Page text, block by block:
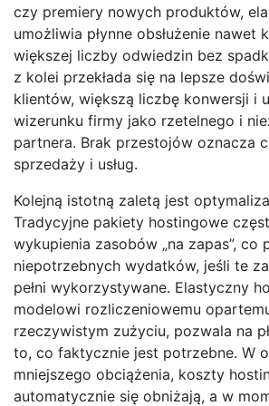
czy premiery nowych produktów,
umożliwia płynne obsłużenie nawet
większej liczby odwiedzin bez
z kolei przekłada się na lepsze
klientów, większą liczbę konwersji i
wizerunku firmy jako rzetelnego i
partnera. Brak przestojów oznacza
sprzedaży i usług.
Kolejną istotną zaletą jest
Tradycyjne pakiety hostingowe
wykupienia zasobów „na zapas”, co
niepotrzebnych wydatków, jeśli te
pełni wykorzystywane. Elastyczny
modelowi rozliczeniowemu
rzeczywistym zużyciu, pozwala na
to, co faktycznie jest potrzebne. W
mniejszego obciążenia, koszty
automatycznie się obniżają, a w